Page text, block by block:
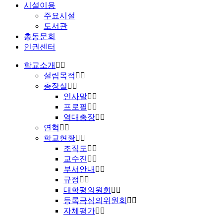
시설이용
주요시설
도서관
총동문회
인권센터
학교소개
설립목적
총장실
인사말
프로필
역대총장
연혁
학교현황
조직도
교수진
부서안내
규정
대학평의원회
등록금심의위원회
자체평가